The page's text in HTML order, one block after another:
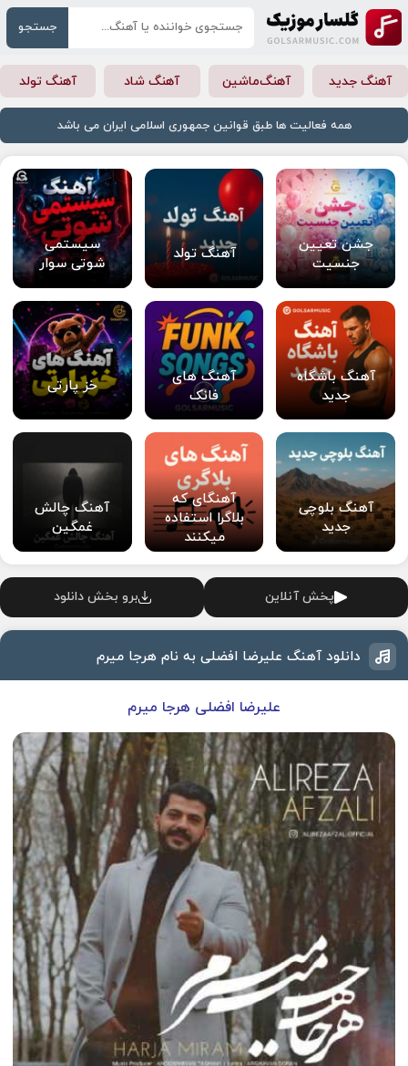
جستجو
آهنگ جدید آهنگ‌ماشین آهنگ شاد آهنگ تولد
همه فعالیت ها طبق قوانین جمهوری اسلامی ایران می باشد
جشن تعیین
جنسیت
آهنگ تولد
سیستمی
شوتی سوار
آهنگ باشگاه
جدید
آهنگ های
فانک
خز پارتی
آهنگ بلوچی
جدید
آهنگای که
بلاگرا استفاده
میکنند
آهنگ چالش
غمگین
پخش آنلاین برو بخش دانلود
دانلود آهنگ علیرضا افضلی به نام هرجا میرم
علیرضا افضلی هرجا میرم